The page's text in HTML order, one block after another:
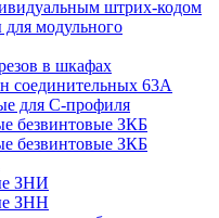
штрих-кодом
модульного
в шкафах
соединительных 63А
для С-профиля
безвинтовые ЗКБ
безвинтовые ЗКБ
ЗНИ
ЗНН